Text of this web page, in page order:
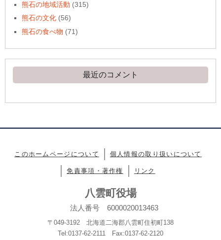
熊石の地域活動 (315)
熊石の文化 (56)
熊石の食べ物 (71)
最近のコメント
このホームページについて 個人情報の取り扱いについて
免責事項・著作権 リンク
八雲町役場
法人番号 6000020013463
〒049-3192 北海道二海郡八雲町住初町138
Tel:0137-62-2111 Fax:0137-62-2120